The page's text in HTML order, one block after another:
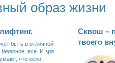
образ жизни
быть в отличной
все. И зря
что если
Сквош –
твоего